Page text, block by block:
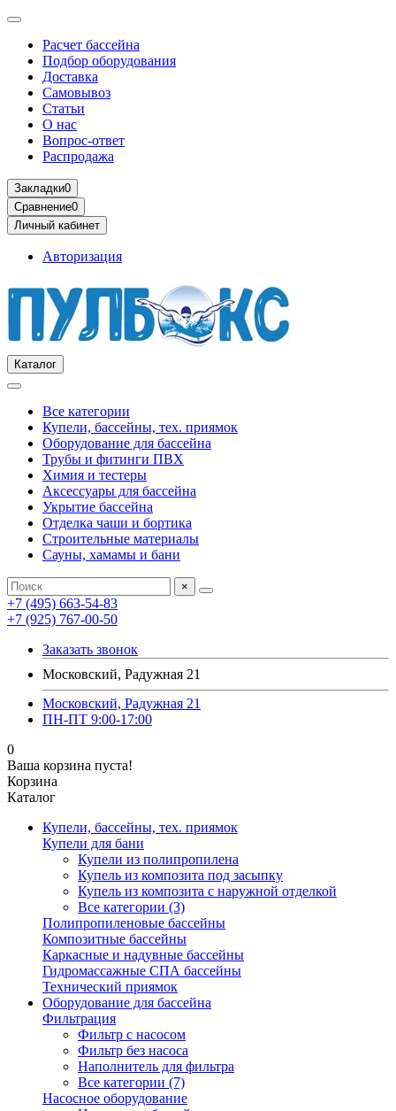
Расчет бассейна
Подбор оборудования
Доставка
Самовывоз
Статьи
О нас
Вопрос-ответ
Распродажа
Закладки0
Сравнение0
Личный кабинет
Авторизация
Каталог
Все категории
Купели, бассейны, тех. приямок
Оборудование для бассейна
Трубы и фитинги ПВХ
Химия и тестеры
Аксессуары для бассейна
Укрытие бассейна
Отделка чаши и бортика
Строительные материалы
Сауны, хамамы и бани
×
+7 (495) 663-54-83
+7 (925) 767-00-50
Заказать звонок
Московский, Радужная 21
Московский, Радужная 21
ПН-ПТ 9:00-17:00
0
Ваша корзина пуста!
Корзина
Каталог
Купели, бассейны, тех. приямок
Купели для бани
Купели из полипропилена
Купель из композита под засыпку
Купель из композита с наружной отделкой
Все категории (3)
Полипропиленовые бассейны
Композитные бассейны
Каркасные и надувные бассейны
Гидромассажные СПА бассейны
Технический приямок
Оборудование для бассейна
Фильтрация
Фильтр с насосом
Фильтр без насоса
Наполнитель для фильтра
Все категории (7)
Насосное оборудование